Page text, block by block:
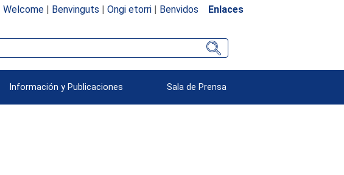
Welcome| Benvinguts | Ongi etorri| Benvidos Enlaces
Información y Publicaciones Sala de Prensa